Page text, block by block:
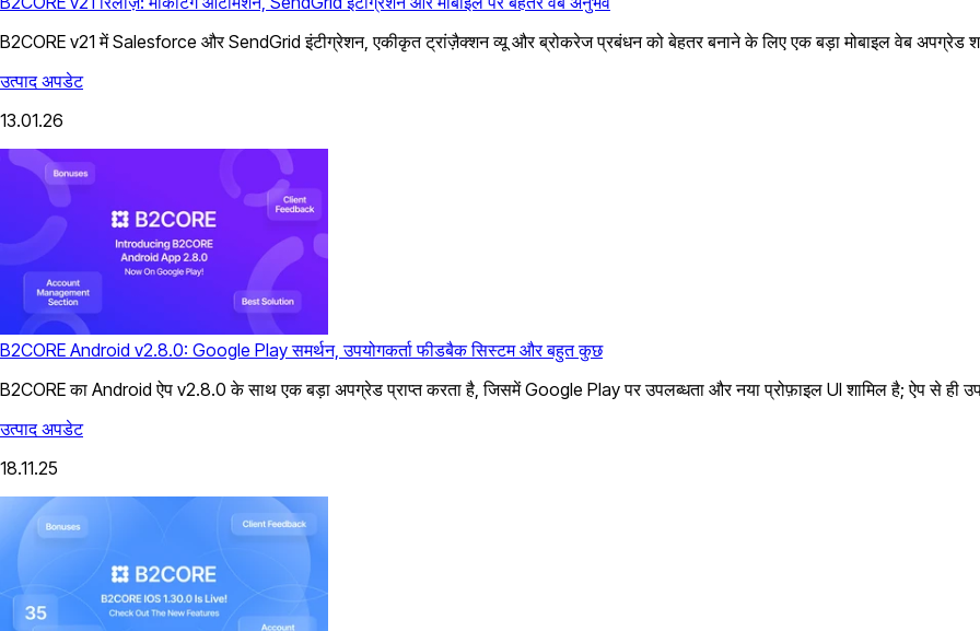
B2CORE v21 में Salesforce और SendGrid इंटीग्रेशन, एकीकृत ट्रांज़ैक्शन व्यू और ब्रोकरेज प्रबंधन को बेहतर बनाने के लिए एक बड़ा मोबाइल वेब अपग्रेड
उत्पाद अपडेट
13.01.26
B2CORE Android v2.8.0: Google Play समर्थन, उपयोगकर्ता फीडबैक सिस्टम और बहुत कुछ
B2CORE का Android ऐप v2.8.0 के साथ एक बड़ा अपग्रेड प्राप्त करता है, जिसमें Google Play पर उपलब्धता और नया प्रोफ़ाइल UI शामिल है; ऐप से ही
उत्पाद अपडेट
18.11.25